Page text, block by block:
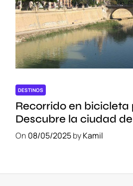
DESTINOS
Recorrido en bicicleta
Descubre la ciudad
sostenible
On 08/05/2025byKamil